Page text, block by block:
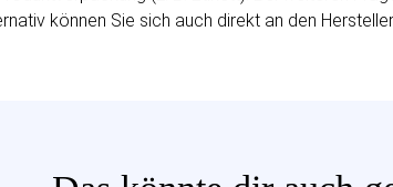
können Sie sich auch direkt an den